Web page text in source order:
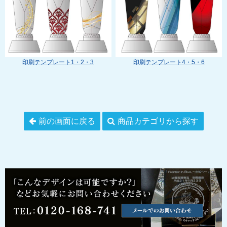
印刷テンプレート1・2・3 印刷テンプレート4・5・6
前の画面に戻る 商品カテゴリから探す